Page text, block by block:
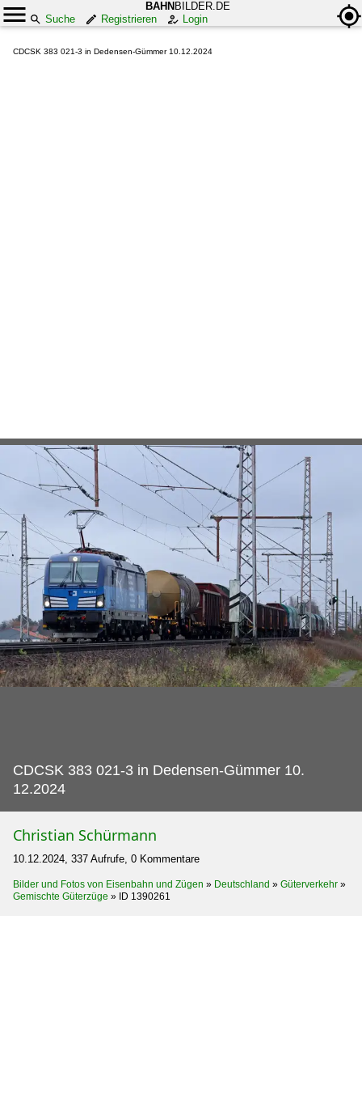
BAHN BILDER.DE
Suche
Registrieren Login
CDCSK 383 021-3 in Dedensen-Gümmer 10.12.2024
CDCSK 383 021-3 in Dedensen-Gümmer 10.
12.2024
Christian Schürmann
10.12.2024, 337 Aufrufe, 0 Kommentare
Bilder und Fotos von Eisenbahn und Zügen » Deutschland » Güterverkehr »
Gemischte Güterzüge » ID 1390261